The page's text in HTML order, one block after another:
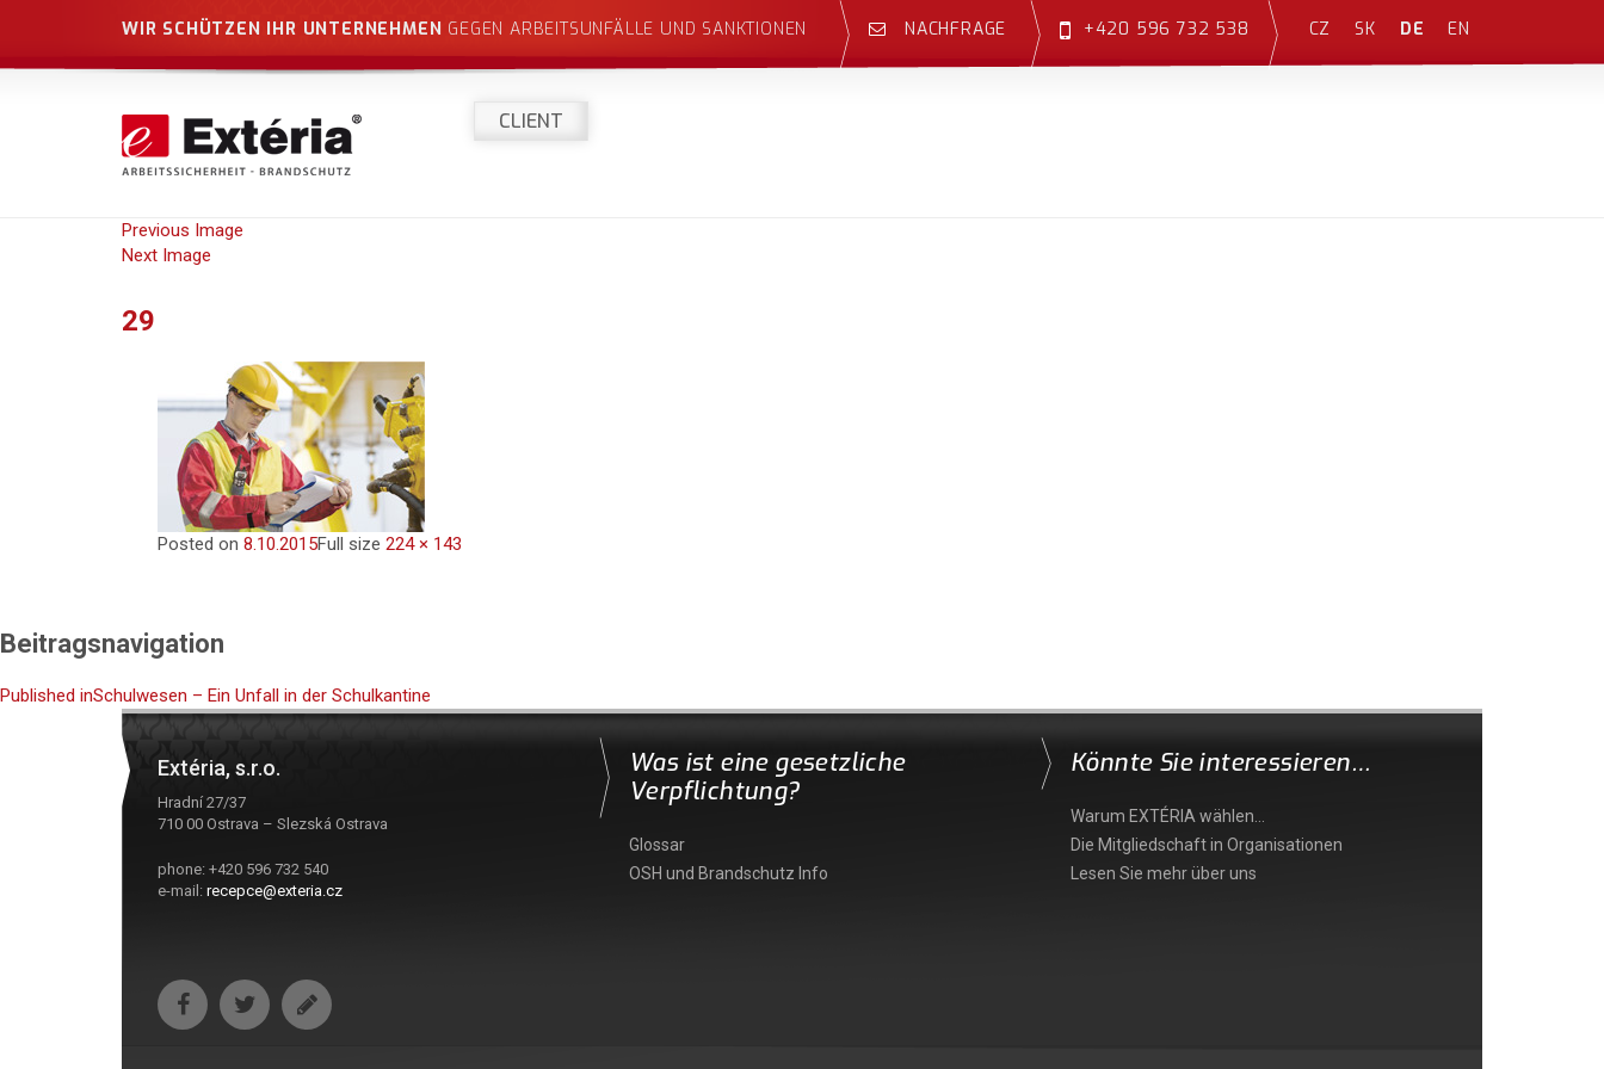
WIR SCHÜTZEN IHR UNTERNEHMEN GEGEN ARBEITSUNFÄLLE UND SANKTIONEN CZ SK DE EN
NACHFRAGE +420 596 732 538
CLIENT
Previous Image
Next Image
29
Posted on 8.10.2015Full size 224 × 143
Beitragsnavigation
Published inSchulwesen – Ein Unfall in der Schulkantine
Extéria, s.r.o.
Hradní 27/37
710 00 Ostrava – Slezská Ostrava
phone: +420 596 732 540
e-mail: recepce@exteria.cz
Was ist eine gesetzliche
Verpflichtung?
Glossar
OSH und Brandschutz Info
Könnte Sie interessieren…
Warum EXTÉRIA wählen…
Die Mitgliedschaft in Organisationen
Lesen Sie mehr über uns